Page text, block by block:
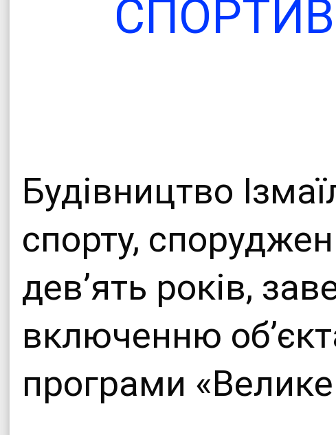
Офіційний
Будівництво
спорту,
дев’ять років,
включенню
програми